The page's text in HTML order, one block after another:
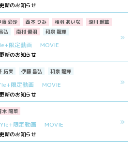
新のお知らせ
藤 彩沙 西本 りみ 相羽 あいな
深川 瑠華
弘 南村 優羽 和泉 龍輝
限定動画 MOVIE
新のお知らせ
拓実 伊藤 昌弘 和泉 龍輝
限定動画 MOVIE
新のお知らせ
木 陽菜
限定動画 MOVIE
新のお知らせ